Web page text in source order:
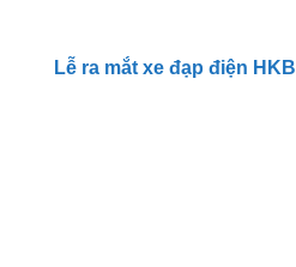
Lễ ra mắt xe đạp điện